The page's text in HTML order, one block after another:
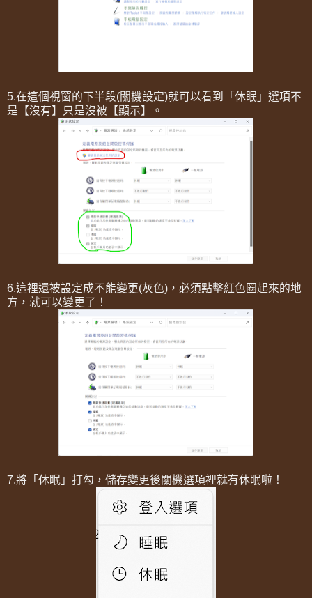
5.在這個視窗的下半段(關機設定)就可以看到「休眠」選項不
是【沒有】只是沒被【顯示】。
6.這裡還被設定成不能變更(灰色)，必須點擊紅色圈起來的地
方，就可以變更了！
7.將「休眠」打勾，儲存變更後關機選項裡就有休眠啦！